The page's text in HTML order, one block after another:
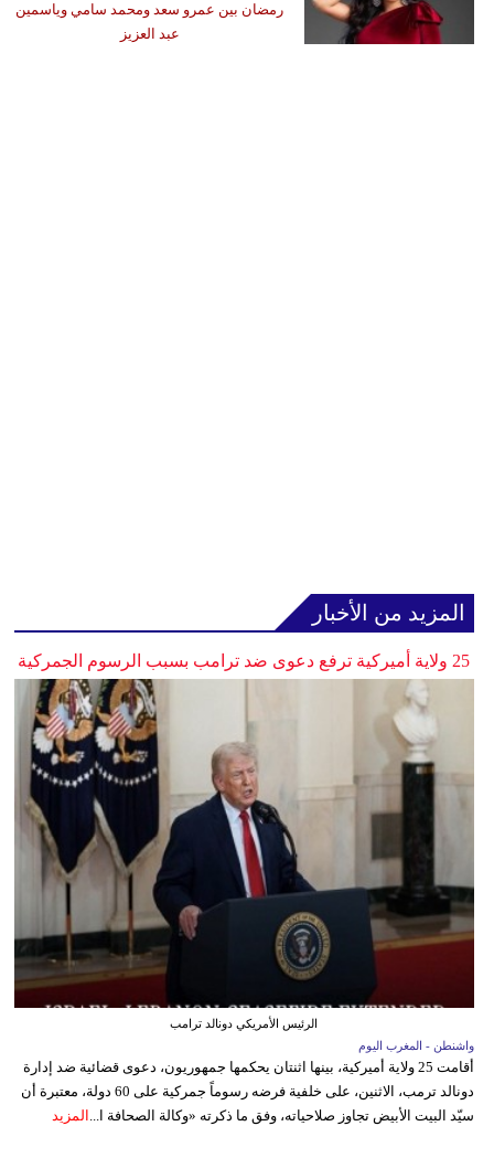
رمضان بين عمرو سعد ومحمد سامي وياسمين
عبد العزيز
المزيد من الأخبار
25 ولاية أميركية ترفع دعوى ضد ترامب بسبب الرسوم الجمركية
الرئيس الأمريكي دونالد ترامب
واشنطن - المغرب اليوم
أقامت 25 ولاية أميركية، بينها اثنتان يحكمها جمهوريون، دعوى قضائية ضد إدارة
دونالد ترمب، الاثنين، على خلفية فرضه رسوماً جمركية على 60 دولة، معتبرة أن
سيّد البيت الأبيض تجاوز صلاحياته، وفق ما ذكرته «وكالة الصحافة ا... المزيد